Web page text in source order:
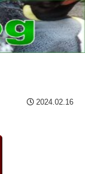
2024.02.16